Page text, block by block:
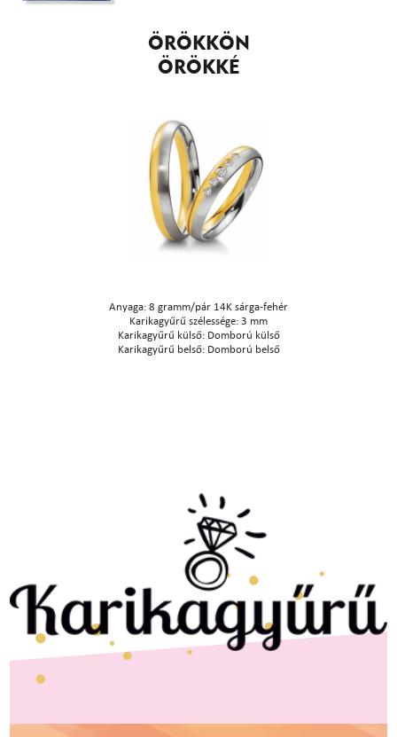
ÖRÖKKÖN
ÖRÖKKÉ
Anyaga: 8 gramm/pár 14K sárga-fehér
Karikagyűrű szélessége: 3 mm
Karikagyűrű külső: Domború külső
Karikagyűrű belső: Domború belső